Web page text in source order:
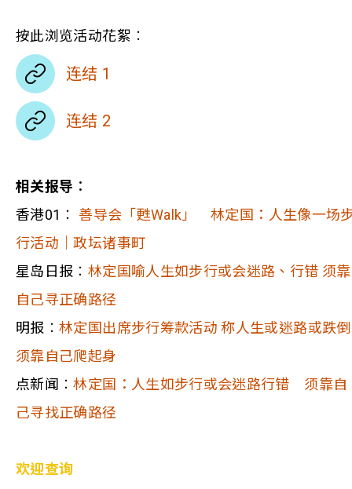
按此浏览活动花絮︰
连结 1
连结 2
相关报导︰
香港01︰ 善导会「甦Walk」 林定国：人生像一场
行活动｜政坛诸事町
星岛日报︰ 林定国喻人生如步行或会迷路、行错 须靠
自己寻正确路径
明报︰林定国出席步行筹款活动 称人生或迷路或跌倒
须靠自己爬起身
点新闻︰林定国：人生如步行或会迷路行错 须靠自
己寻找正确路径
欢迎查询